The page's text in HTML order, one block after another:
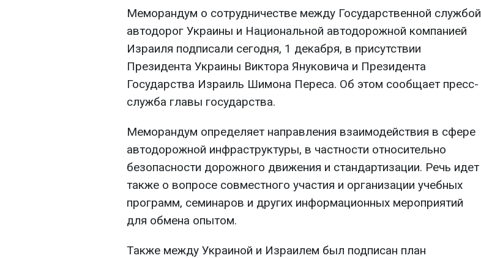
Меморандум о сотрудничестве между Государственной службой
автодорог Украины и Национальной автодорожной компанией
Израиля подписали сегодня, 1 декабря, в присутствии
Президента Украины Виктора Януковича и Президента
Государства Израиль Шимона Переса. Об этом сообщает пресс-
служба главы государства.
Меморандум определяет направления взаимодействия в сфере
автодорожной инфраструктуры, в частности относительно
безопасности дорожного движения и стандартизации. Речь идет
также о вопросе совместного участия и организации учебных
программ, семинаров и других информационных мероприятий
для обмена опытом.
Также между Украиной и Израилем был подписан план